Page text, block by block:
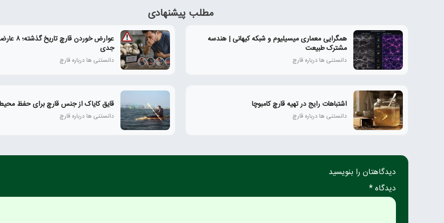
مطلب پیشنهادی
همگرایی معماری میسیلیوم و شبکه کیهانی | هندسه
مشترک طبیعت
دانستنی ها درباره قارچ
عوارض خوردن
جدی
دانستنی ها درباره قارچ
اشتباهات رایج در تهیه قارچ کامبوچا
دانستنی ها درباره قارچ
قایق کایاک از جنس قارچ برای حفظ
دانستنی ها درباره قارچ
دیدگاهتان را بنویسید
دیدگاه *